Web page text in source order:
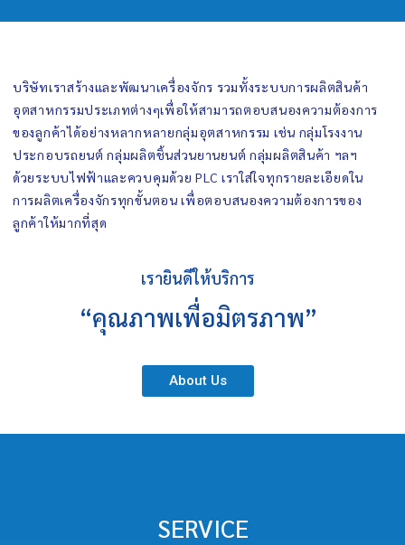
บริษัทเราสร้างและพัฒนาเครื่องจักร รวมทั้งระบบการผลิตสินค้า
อุตสาหกรรมประเภทต่างๆเพื่อให้สามารถตอบสนองความต้องการ
ของลูกค้าได้อย่างหลากหลายกลุ่มอุตสาหกรรม เช่น กลุ่มโรงงาน
ประกอบรถยนต์ กลุ่มผลิตชิ้นส่วนยานยนต์ กลุ่มผลิตสินค้า ฯลฯ
ด้วยระบบไฟฟ้าและควบคุมด้วย PLC เราใส่ใจทุกรายละเอียดใน
การผลิตเครื่องจักรทุกขั้นตอน เพื่อตอบสนองความต้องการของ
ลูกค้าให้มากที่สุด
เรายินดีให้บริการ
“คุณภาพเพื่อมิตรภาพ”
About Us
SERVICE